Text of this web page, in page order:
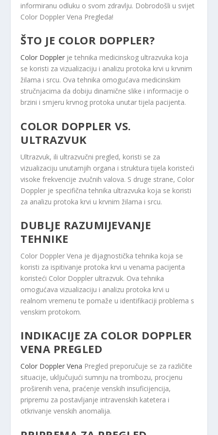
informiranu odluku o svom zdravlju. Dobrodošli u svijet
Color Doppler Vena Pregleda!
ŠTO JE COLOR DOPPLER?
Color Doppler je tehnika medicinskog ultrazvuka koja
se koristi za vizualizaciju i analizu protoka krvi u krvnim
žilama i srcu. Ova tehnika omogućava medicinskim
stručnjacima da dobiju dinamične slike i informacije o
brzini i smjeru krvnog protoka unutar tijela pacijenta.
COLOR DOPPLER VS.
ULTRAZVUK
Ultrazvuk, ili ultrazvučni pregled, koristi se za
vizualizaciju unutarnjih organa i struktura tijela koristeći
visoke frekvencije zvučnih valova. S druge strane, Color
Doppler je specifična tehnika ultrazvuka koja se koristi
za analizu protoka krvi u krvnim žilama i srcu.
DUBLJE RAZUMIJEVANJE
TEHNIKE
Color Doppler Vena je dijagnostička tehnika koja se
koristi za ispitivanje protoka krvi u venama pacijenta
koristeći Color Doppler ultrazvuk. Ova tehnika
omogućava vizualizaciju i analizu protoka krvi u
realnom vremenu te pomaže u identifikaciji problema s
venskim protokom.
INDIKACIJE ZA COLOR DOPPLER
VENA PREGLED
Color Doppler Vena Pregled preporučuje se za različite
situacije, uključujući sumnju na trombozu, procjenu
proširenih vena, praćenje venskih insuficijencija,
pripremu za postavljanje intravenskih katetera i
otkrivanje venskih anomalija.